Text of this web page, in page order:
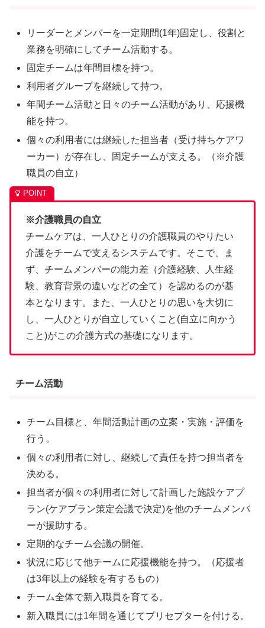
リーダーとメンバーを一定期間(1年)固定し、役割と
業務を明確にしてチーム活動する。
固定チームは年間目標を持つ。
利用者グループを継続して持つ。
年間チーム活動と日々のチーム活動があり、応援機
能を持つ。
個々の利用者には継続した担当者（受け持ちケアワ
ーカー）が存在し、固定チームが支える。（※介護
職員の自立）
※介護職員の自立
チームケアは、一人ひとりの介護職員のやりたい
介護をチームで支えるシステムです。そこで、ま
ず、チームメンバーの能力差（介護経験、人生経
験、教育背景の違いなどの全て）を認めるのが基
本となります。また、一人ひとりの思いを大切に
し、一人ひとりが自立していくこと(自立に向かう
こと)がこの介護方式の基礎になります。
チーム活動
チーム目標と、年間活動計画の立案・実施・評価を
行う。
個々の利用者に対し、継続して責任を持つ担当者を
決める。
担当者が個々の利用者に対して計画した施設ケアプ
ラン(ケアプラン策定会議で決定)を他のチームメンバ
ーが援助する。
定期的なチーム会議の開催。
状況に応じて他チームに応援機能を持つ。（応援者
は3年以上の経験を有するもの）
チーム全体で新入職員を育てる。
新入職員には1年間を通じてプリセプターを付ける。